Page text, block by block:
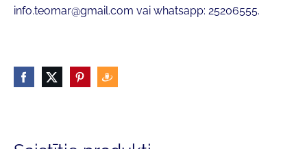
info.teomar@gmail.com vai whatsapp: 25206555.